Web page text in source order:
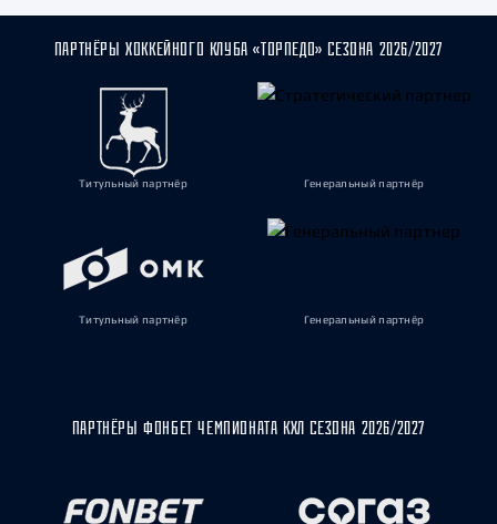
ПАРТНЁРЫ ХОККЕЙНОГО КЛУБА «ТОРПЕДО» СЕЗОНА 2026/2027
Титульный партнёр Генеральный партнёр
Титульный партнёр Генеральный партнёр
ПАРТНЁРЫ ФОНБЕТ ЧЕМПИОНАТА КХЛ СЕЗОНА 2026/2027